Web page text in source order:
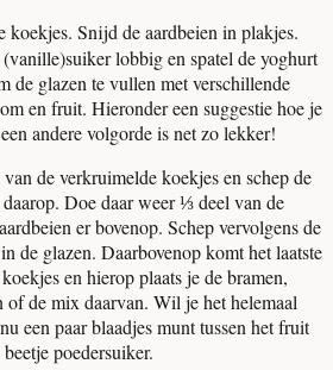
koekjes. Snijd de aardbeien in plakjes.
lobbig en spatel de yoghurt
de glazen te vullen met verschillende
en fruit. Hieronder een suggestie hoe je
andere volgorde is net zo lekker!
de verkruimelde koekjes en schep de
Doe daar weer ⅓ deel van de
er bovenop. Schep vervolgens de
de glazen. Daarbovenop komt het laatste
en hierop plaats je de bramen,
of de mix daarvan. Wil je het helemaal
een paar blaadjes munt tussen het fruit
poedersuiker.